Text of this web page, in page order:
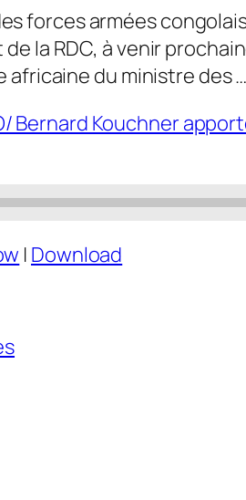
forces armées
la RDC, à venir
africaine du ministre des …
Bernard Kouchner
| Download